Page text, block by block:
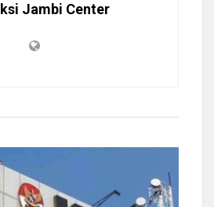
Jambi Center